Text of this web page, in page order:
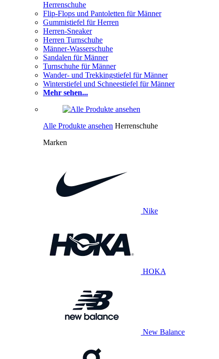
Herrenschuhe
Flip-Flops und Pantoletten für Männer
Gummistiefel für Herren
Herren-Sneaker
Herren Turnschuhe
Männer-Wasserschuhe
Sandalen für Männer
Turnschuhe für Männer
Wander- und Trekkingstiefel für Männer
Winterstiefel und Schneestiefel für Männer
Mehr sehen...
Alle Produkte ansehen Herrenschuhe
Marken
Nike
HOKA
New Balance